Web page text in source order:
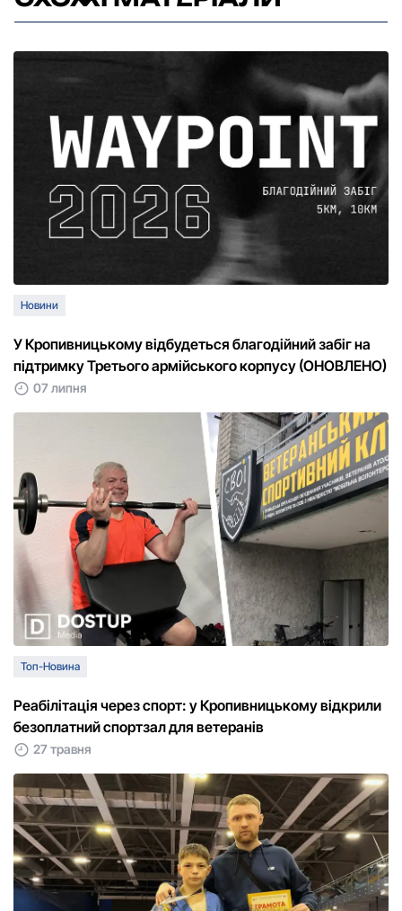
Новини
У Кропивницькому відбудеться благодійний забіг на
підтримку Третього армійського корпусу (ОНОВЛЕНО)
07 липня
Топ-Новина
Реабілітація через спорт: у Кропивницькому відкрили
безоплатний спортзал для ветеранів
27 травня